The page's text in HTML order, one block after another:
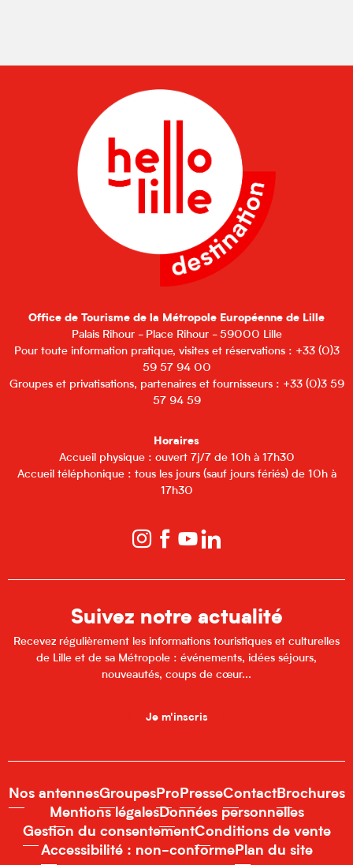
Office de Tourisme de la Métropole Européenne de Lille
Palais Rihour - Place Rihour - 59000 Lille
Pour toute information pratique, visites et réservations : +33 (0)3
59 57 94 00
Groupes et privatisations, partenaires et fournisseurs : +33 (0)3 59
57 94 59
Horaires
Accueil physique : ouvert 7j/7 de 10h à 17h30
Accueil téléphonique : tous les jours (sauf jours fériés) de 10h à
17h30
Suivez notre actualité
Recevez régulièrement les informations touristiques et culturelles
de Lille et de sa Métropole : événements, idées séjours,
nouveautés, coups de cœur...
Je m'inscris
Nos antennesGroupesPro PresseContactBrochures
Mentions légalesDonnées personnelles
Gestion du consentementConditions de vente
Accessibilité : non-conformePlan du site